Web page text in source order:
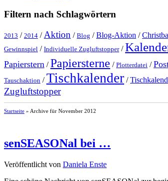
Filtern nach Schlagwörtern
2013 / 2014 / Aktion / Blog /Blog-Aktion /
Gewinnspiel / Individuelle Zugluftstopper/
Papierstern /Papiersterne / Plotterdatei /
Tauschaktion /Tischkalender /
Zugluftstopper
Startseite » Archive für November 2012
senSEASONal bei …
Veröffentlicht von Daniela Enste